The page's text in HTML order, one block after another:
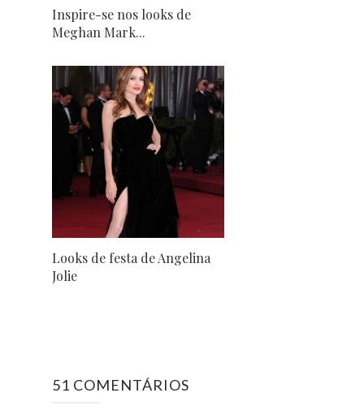
Inspire-se nos looks de
Meghan Mark...
Looks de festa de Angelina
Jolie
51 COMENTÁRIOS